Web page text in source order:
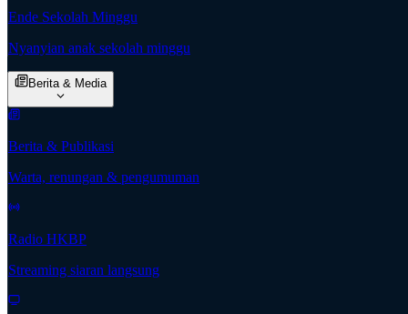
Ende Sekolah Minggu
Nyanyian anak sekolah minggu
Berita & Media
Berita & Publikasi
Warta, renungan & pengumuman
Radio HKBP
Streaming siaran langsung